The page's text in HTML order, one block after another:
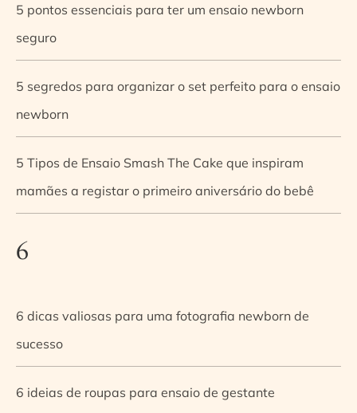
5 pontos essenciais para ter um ensaio newborn
seguro
5 segredos para organizar o set perfeito para o ensaio
newborn
5 Tipos de Ensaio Smash The Cake que inspiram
mamães a registar o primeiro aniversário do bebê
6
6 dicas valiosas para uma fotografia newborn de
sucesso
6 ideias de roupas para ensaio de gestante